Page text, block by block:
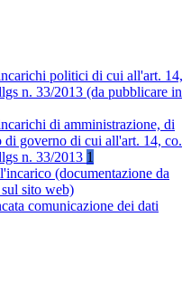
politici di cui all'art. 14,
n. 33/2013 (da pubblicare in
di amministrazione, di
di governo di cui all'art. 14, co.
n. 33/2013 1
(documentazione da
sito web)
comunicazione dei dati